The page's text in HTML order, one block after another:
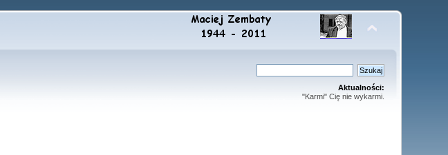
Aktualności:
"Karmi" Cię nie wykarmi.